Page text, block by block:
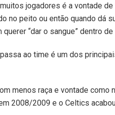
jogadores é a vontade
no peito ou então quando dá
“dar o sangue” dentro de
ao time é um dos
menos raça e vontade como
2008/2009 e o Celtics